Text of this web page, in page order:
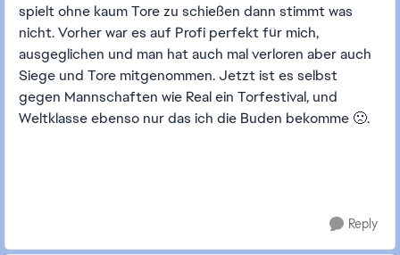
spielt ohne kaum Tore zu schießen dann stimmt was
nicht. Vorher war es auf Profi perfekt für mich,
ausgeglichen und man hat auch mal verloren aber auch
Siege und Tore mitgenommen. Jetzt ist es selbst
gegen Mannschaften wie Real ein Torfestival, und
Weltklasse ebenso nur das ich die Buden bekomme 🙁.
Reply